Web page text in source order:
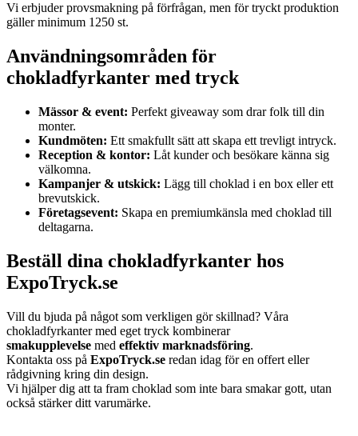
Vi erbjuder provsmakning på förfrågan, men för tryckt produktion
gäller minimum 1250 st.
Användningsområden för
chokladfyrkanter med tryck
Mässor & event: Perfekt giveaway som drar folk till din
monter.
Kundmöten: Ett smakfullt sätt att skapa ett trevligt intryck.
Reception & kontor: Låt kunder och besökare känna sig
välkomna.
Kampanjer & utskick: Lägg till choklad i en box eller ett
brevutskick.
Företagsevent: Skapa en premiumkänsla med choklad till
deltagarna.
Beställ dina chokladfyrkanter hos
ExpoTryck.se
Vill du bjuda på något som verkligen gör skillnad? Våra
chokladfyrkanter med eget tryck kombinerar
smakupplevelse med effektiv marknadsföring.
Kontakta oss på ExpoTryck.se redan idag för en offert eller
rådgivning kring din design.
Vi hjälper dig att ta fram choklad som inte bara smakar gott, utan
också stärker ditt varumärke.